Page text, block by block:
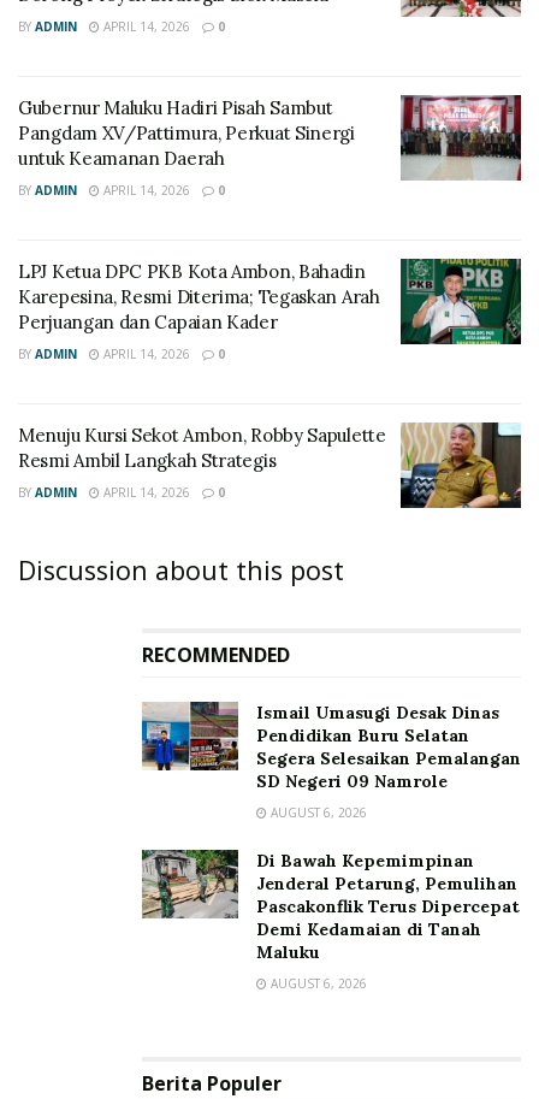
BY ADMIN APRIL 14, 2026 0
Gubernur Maluku Hadiri Pisah Sambut
Pangdam XV/Pattimura, Perkuat Sinergi
untuk Keamanan Daerah
BY ADMIN APRIL 14, 2026 0
LPJ Ketua DPC PKB Kota Ambon, Bahadin
Karepesina, Resmi Diterima; Tegaskan Arah
Perjuangan dan Capaian Kader
BY ADMIN APRIL 14, 2026 0
Menuju Kursi Sekot Ambon, Robby Sapulette
Resmi Ambil Langkah Strategis
BY ADMIN APRIL 14, 2026 0
Discussion about this post
RECOMMENDED
Ismail Umasugi Desak Dinas
Pendidikan Buru Selatan
Segera Selesaikan Pemalangan
SD Negeri 09 Namrole
AUGUST 6, 2026
Di Bawah Kepemimpinan
Jenderal Petarung, Pemulihan
Pascakonflik Terus Dipercepat
Demi Kedamaian di Tanah
Maluku
AUGUST 6, 2026
Berita Populer